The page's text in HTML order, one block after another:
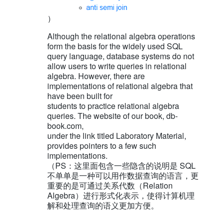
）
Although the relational algebra operations
form the basis for the widely used SQL
query language, database systems do not
allow users to write queries in relational
algebra. However, there are
implementations of relational algebra that
have been built for
students to practice relational algebra
queries. The website of our book, db-
book.com,
under the link titled Laboratory Material,
provides pointers to a few such
implementations.
（PS：这里面包含一些隐含的说明是 SQL
不单单是一种可以用作数据查询的语言，更
重要的是可通过关系代数（Relation
Algebra）进行形式化表示，使得计算机理
解和处理查询的语义更加方便。